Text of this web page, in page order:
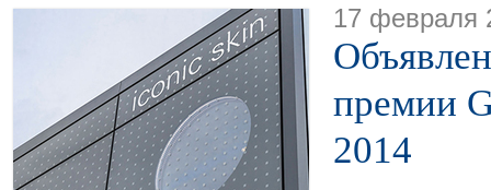
17 февраля
премии
2014